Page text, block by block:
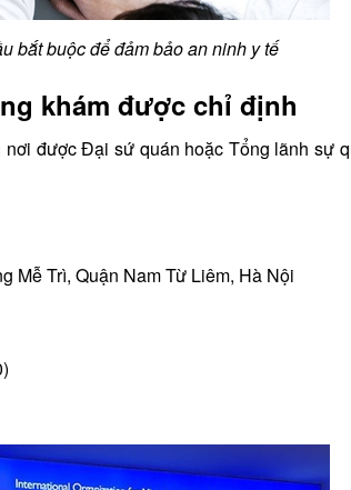
bắt buộc để đảm bảo an ninh y tế
khám được chỉ định
được Đại sứ quán hoặc Tổng lãnh sự
Mễ Trì, Quận Nam Từ Liêm, Hà Nội